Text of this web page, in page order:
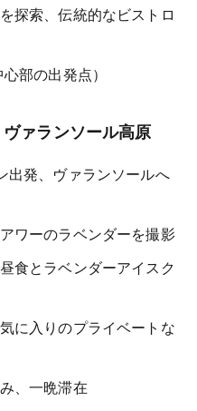
探索、伝統的なビストロ
部の出発点）
ァランソール高原
出発、ヴァランソールへ
ワーのラベンダーを撮影
食とラベンダーアイスク
に入りのプライベートな
、一晩滞在